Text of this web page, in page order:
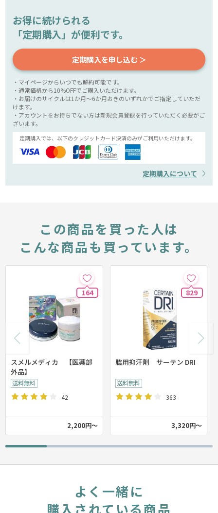
お得に続けられる
「定期購入」が便利です。
定期購入を申し込む ＞
・マイページからいつでも解約可能です。
・通常価格から10%OFFでご購入いただけます。
・お届けのサイクルは1か月～6か月おきのいずれかでご指定していただ
けます。
・アカウントをお持ちでない方は新規会員登録を行っていただく必要がご
ざいます。
定期購入では、以下のクレジットカード決済のみがご利用いただけます。
定期購入について
この商品を買った人は
こんな商品も買っています。
164
スメルメディカ 【医薬部
外品】
42
2,200円～
829
脇用抑汗剤 サーテン DRI
363
3,320円～
よく一緒に
購入されている商品